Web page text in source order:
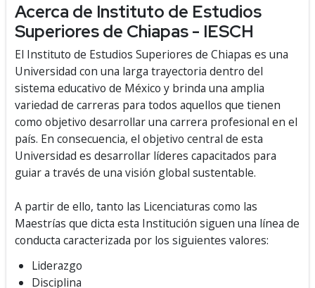
Acerca de Instituto de Estudios
Superiores de Chiapas - IESCH
El Instituto de Estudios Superiores de Chiapas es una
Universidad con una larga trayectoria dentro del
sistema educativo de México y brinda una amplia
variedad de carreras para todos aquellos que tienen
como objetivo desarrollar una carrera profesional en el
país. En consecuencia, el objetivo central de esta
Universidad es desarrollar líderes capacitados para
guiar a través de una visión global sustentable.
A partir de ello, tanto las Licenciaturas como las
Maestrías que dicta esta Institución siguen una línea de
conducta caracterizada por los siguientes valores:
Liderazgo
Disciplina